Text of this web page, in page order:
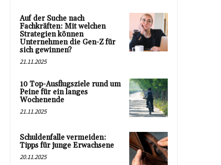
Auf der Suche nach
Fachkräften: Mit welchen
Strategien können
Unternehmen die Gen-Z für
sich gewinnen?
21.11.2025
10 Top-Ausflugsziele rund um
Peine für ein langes
Wochenende
21.11.2025
Schuldenfalle vermeiden:
Tipps für junge Erwachsene
20.11.2025